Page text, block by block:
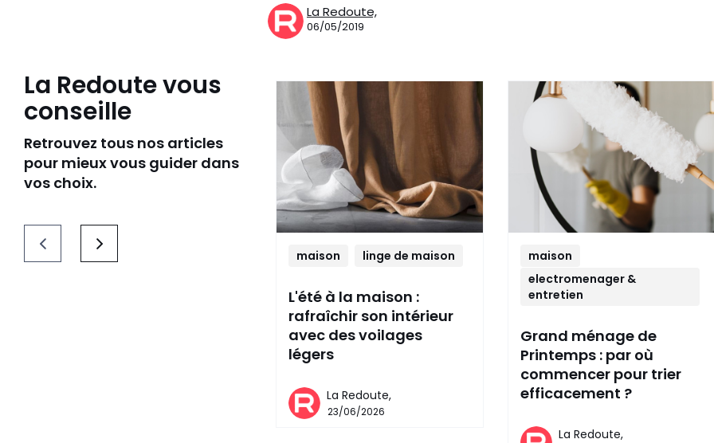
La Redoute,
06/05/2019
La Redoute vous
conseille
Retrouvez tous nos articles
pour mieux vous guider dans
vos choix.
maison linge de maison
L'été à la maison :
rafraîchir son intérieur
avec des voilages
légers
La Redoute,
23/06/2026
maison
electromenager &
entretien
Grand ménage de
Printemps : par où
commencer pour trier
efficacement ?
La Redoute,